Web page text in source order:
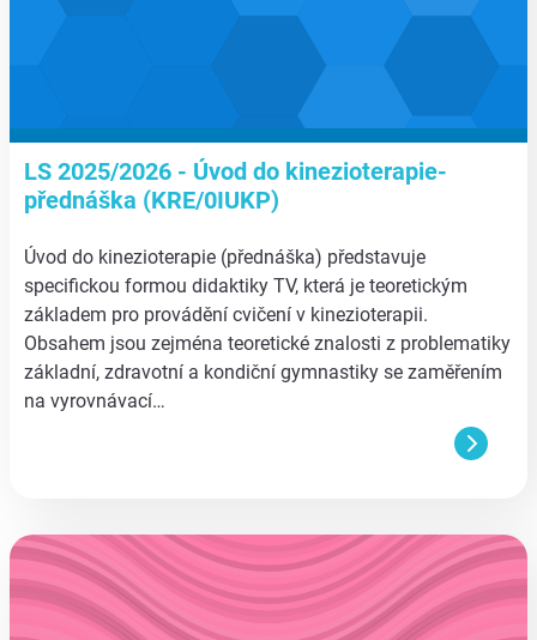
LS 2025/2026 - Úvod do kinezioterapie-
přednáška (KRE/0IUKP)
Úvod do kinezioterapie (přednáška) představuje
specifickou formou didaktiky TV, která je teoretickým
základem pro provádění cvičení v kinezioterapii.
Obsahem jsou zejména teoretické znalosti z problematiky
základní, zdravotní a kondiční gymnastiky se zaměřením
na vyrovnávací…
aa